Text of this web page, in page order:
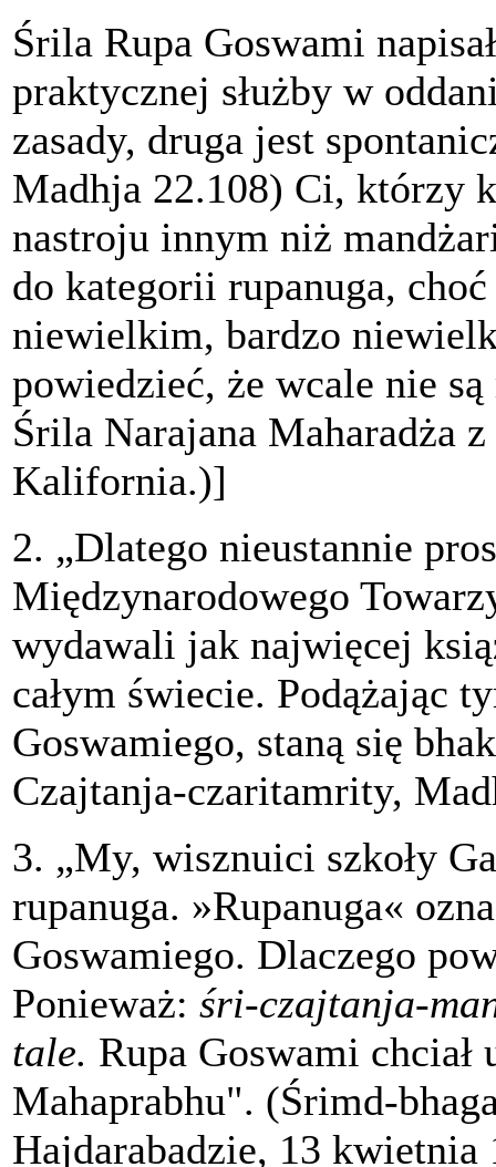
Śrila Rupa Goswami
praktycznej służby w
zasady, druga jest
Madhja 22.108) Ci, którzy
nastroju innym niż
do kategorii rupanuga,
niewielkim, bardzo
powiedzieć, że wcale nie
Śrila Narajana Maharadża
Kalifornia.)]
2. „Dlatego nieustannie
Międzynarodowego
wydawali jak najwięcej
całym świecie. Podążając
Goswamiego, staną się
Czajtanja-czaritamrity,
3. „My, wisznuici szkoły
rupanuga. »Rupanuga«
Goswamiego. Dlaczego
Ponieważ: śri-czajtanja-
tale. Rupa Goswami
Mahaprabhu". (Śrimd-
Hajdarabadzie, 13 kwietnia